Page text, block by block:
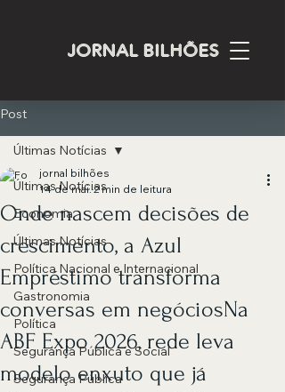
JORNAL BILHÕES
Post
Últimas Notícias
Economia
Últimas Notícias
Política Nacional e Internacional
Gastronomia
Política
Segurança Pública e Social
Segurança Pública
Últimas Notícias
Onde nascem decisões de
crescimento, a Azul
Empréstimo transforma
conversas em negóciosNa
ABF Expo 2026, rede leva
modelo enxuto que já
jornal bilhões
14 de mai.2 min de leitura